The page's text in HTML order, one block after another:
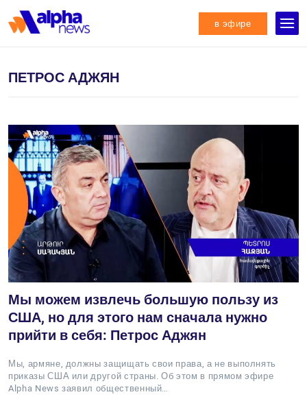
в эфире
ПЕТРОС АДЖЯН
Мы можем извлечь большую пользу из
США, но для этого нам сначала нужно
прийти в себя: Петрос Аджян
Мы, армяне, должны защищать свои права, а не выполнять
приказы США или другой страны. Об этом в прямом эфире
Alpha News заявил общественный…